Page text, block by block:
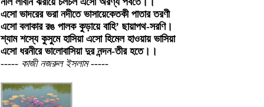
এসো ভাদরের ভরা নদীতে ভাসায়েকেতকী পাতার তরণী
এসো বলাকার রঙ পালক কুড়ায়ে বাহি’ ছায়াপথ-সরণি।
শ্যাম শস্যে কুসুমে হাসিয়া এসো হিমেল হাওয়ায় ভাসিয়া
এসো ধরনীরে ভালোবাসিয়া দুর নন্দন-তীর হতে।।
----- কাজী নজরুল ইসলাম -----